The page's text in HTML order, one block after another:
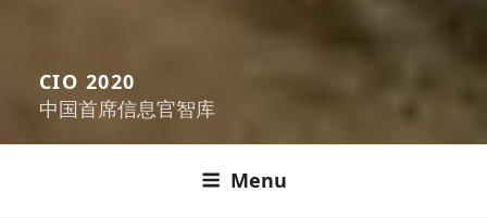
CIO 2020
中国首席信息官智库
Menu